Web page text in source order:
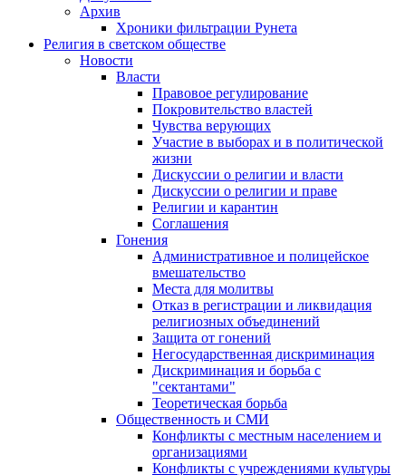
Архив
Хроники фильтрации Рунета
Религия в светском обществе
Новости
Власти
Правовое регулирование
Покровительство властей
Чувства верующих
Участие в выборах и в политической
жизни
Дискуссии о религии и власти
Дискуссии о религии и праве
Религии и карантин
Соглашения
Гонения
Административное и полицейское
вмешательство
Места для молитвы
Отказ в регистрации и ликвидация
религиозных объединений
Защита от гонений
Негосударственная дискриминация
Дискриминация и борьба с
"сектантами"
Теоретическая борьба
Общественность и СМИ
Конфликты с местным населением и
организациями
Конфликты с учреждениями культуры